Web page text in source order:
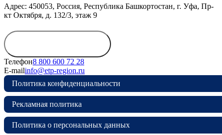
Адрес: 450053, Россия, Республика Башкортостан, г. Уфа, Пр-
кт Октября, д. 132/3, этаж 9
Телефон8 800 600 72 28
E-mailinfo@etp-region.ru
Политика конфиденциальности
Рекламная политика
Политика о персональных данных